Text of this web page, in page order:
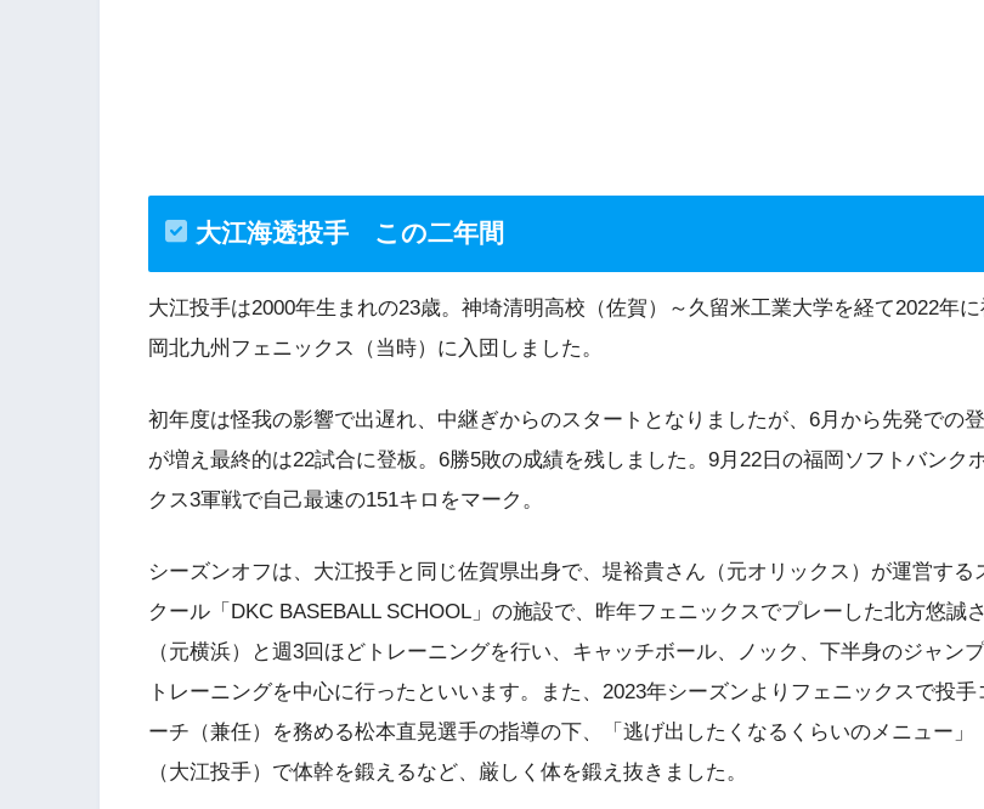
大江海透投手 この二年間
大江投手は2000年生まれの23歳。神埼清明高校（佐賀）～久留米工業大学を経て2022年に
岡北九州フェニックス（当時）に入団しました。
初年度は怪我の影響で出遅れ、中継ぎからのスタートとなりましたが、6月から先発での
が増え最終的は22試合に登板。6勝5敗の成績を残しました。9月22日の福岡ソフトバンク
クス3軍戦で自己最速の151キロをマーク。
シーズンオフは、大江投手と同じ佐賀県出身で、堤裕貴さん（元オリックス）が運営する
クール「DKC BASEBALL SCHOOL」の施設で、昨年フェニックスでプレーした北方悠誠
（元横浜）と週3回ほどトレーニングを行い、キャッチボール、ノック、下半身のジャン
トレーニングを中心に行ったといいます。また、2023年シーズンよりフェニックスで投手
ーチ（兼任）を務める松本直晃選手の指導の下、「逃げ出したくなるくらいのメニュー」
（大江投手）で体幹を鍛えるなど、厳しく体を鍛え抜きました。